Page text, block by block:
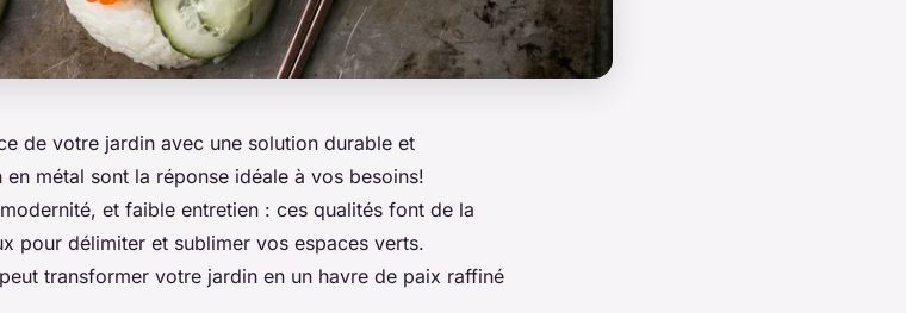
de votre jardin avec une solution durable et
métal sont la réponse idéale à vos besoins!
et faible entretien : ces qualités font de la
pour délimiter et sublimer vos espaces verts.
transformer votre jardin en un havre de paix raffiné